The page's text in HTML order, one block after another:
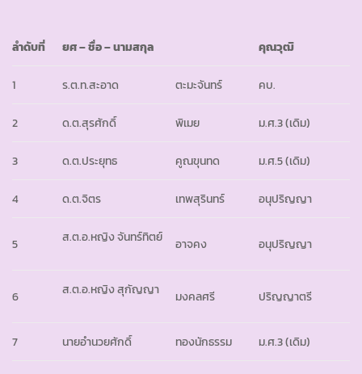
ลำดับที่ ยศ– ชื่อ – นามสกุล คุณวุฒิ
1 ร.ต.ท.สะอาด ตะมะจันทร์ คบ.
2 ด.ต.สุรศักดิ์ พิเมย ม.ศ.3 (เดิม)
3 ด.ต.ประยุทธ คูณขุนทด ม.ศ.5 (เดิม)
4 ด.ต.จิตร เทพสุรินทร์ อนุปริญญา
5 ส.ต.อ.หญิง จันทร์ทิตย์ อาจคง อนุปริญญา
6 ส.ต.อ.หญิง สุกัญญา มงคลศรี ปริญญาตรี
7 นายอำนวยศักดิ์ ทองนักธรรม ม.ศ.3 (เดิม)